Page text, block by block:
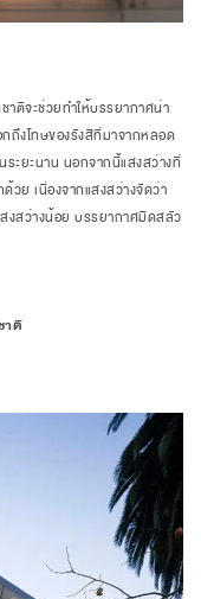
ติจะช่วยทำให้บรรยากาศน่า
ถึงโทษของรังสีที่มาจากหลอด
ระยะนาน นอกจากนี้แสงสว่างที่
วย เนื่องจากแสงสว่างจัดว่า
งสว่างน้อย บรรยากาศมืดสลัว
าติ